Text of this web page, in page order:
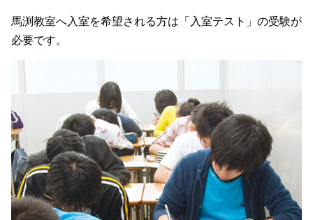
馬渕教室へ入室を希望される方は「入室テスト 」の受験が
必要です。